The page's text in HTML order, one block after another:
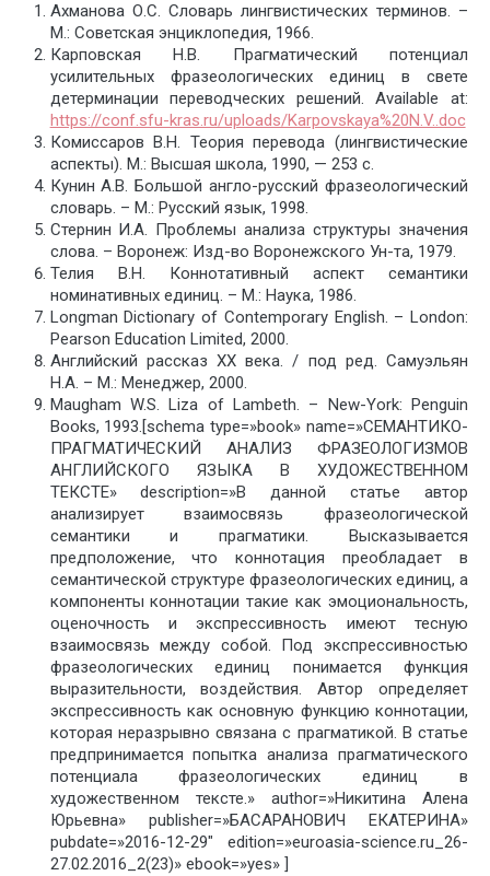
Ахманова О.С. Словарь лингвистических терминов. –
М.: Советская энциклопедия, 1966.
Карповская Н.В. Прагматический потенциал
усилительных фразеологических единиц в свете
детерминации переводческих решений. Available at:
https://conf.sfu-kras.ru/uploads/Karpovskaya%20N.V..doc
Комиссаров В.Н. Теория перевода (лингвистические
аспекты). М.: Высшая школа, 1990, — 253 с.
Кунин А.В. Большой англо-русский фразеологический
словарь. – М.: Русский язык, 1998.
Стернин И.А. Проблемы анализа структуры значения
слова. – Воронеж: Изд-во Воронежского Ун-та, 1979.
Телия В.Н. Коннотативный аспект семантики
номинативных единиц. – М.: Наука, 1986.
Longman Dictionary of Contemporary English. – London:
Pearson Education Limited, 2000.
Английский рассказ XX века. / под ред. Самуэльян
Н.А. – М.: Менеджер, 2000.
Maugham W.S. Liza of Lambeth. – New-York: Penguin
Books, 1993.[schema type=»book» name=»СЕМАНТИКО-
ПРАГМАТИЧЕСКИЙ АНАЛИЗ ФРАЗЕОЛОГИЗМОВ
АНГЛИЙСКОГО ЯЗЫКА В ХУДОЖЕСТВЕННОМ
ТЕКСТЕ» description=»В данной статье автор
анализирует взаимосвязь фразеологической
семантики и прагматики. Высказывается
предположение, что коннотация преобладает в
семантической структуре фразеологических единиц, а
компоненты коннотации такие как эмоциональность,
оценочность и экспрессивность имеют тесную
взаимосвязь между собой. Под экспрессивностью
фразеологических единиц понимается функция
выразительности, воздействия. Автор определяет
экспрессивность как основную функцию коннотации,
которая неразрывно связана с прагматикой. В статье
предпринимается попытка анализа прагматического
потенциала фразеологических единиц в
художественном тексте.» author=»Никитина Алена
Юрьевна» publisher=»БАСАРАНОВИЧ ЕКАТЕРИНА»
pubdate=»2016-12-29″ edition=»euroasia-science.ru_26-
27.02.2016_2(23)» ebook=»yes» ]